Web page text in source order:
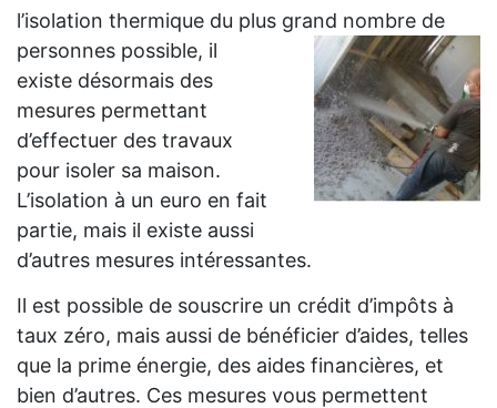
l’isolation thermique du plus grand nombre de
personnes possible, il
existe désormais des
mesures permettant
d’effectuer des travaux
pour isoler sa maison.
L’isolation à un euro en fait
partie, mais il existe aussi
d’autres mesures intéressantes.
Il est possible de souscrire un crédit d’impôts à
taux zéro, mais aussi de bénéficier d’aides, telles
que la prime énergie, des aides financières, et
bien d’autres. Ces mesures vous permettent